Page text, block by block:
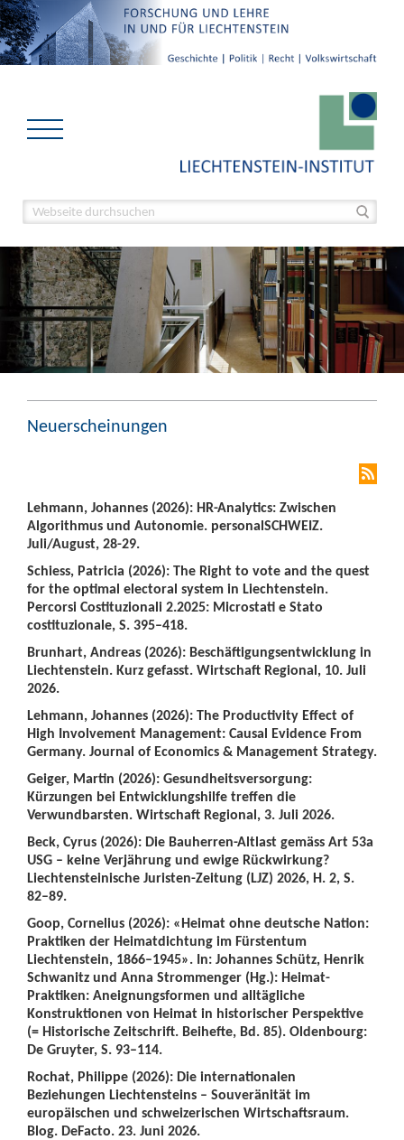
Neuerscheinungen
Lehmann, Johannes (2026): HR-Analytics: Zwischen
Algorithmus und Autonomie. personalSCHWEIZ.
Juli/August, 28-29.
Schiess, Patricia (2026): The Right to vote and the quest
for the optimal electoral system in Liechtenstein.
Percorsi Costituzionali 2.2025: Microstati e Stato
costituzionale, S. 395–418.
Brunhart, Andreas (2026): Beschäftigungsentwicklung in
Liechtenstein. Kurz gefasst. Wirtschaft Regional, 10. Juli
2026.
Lehmann, Johannes (2026): The Productivity Effect of
High Involvement Management: Causal Evidence From
Germany. Journal of Economics & Management Strategy.
Geiger, Martin (2026): Gesundheitsversorgung:
Kürzungen bei Entwicklungshilfe treffen die
Verwundbarsten. Wirtschaft Regional, 3. Juli 2026.
Beck, Cyrus (2026): Die Bauherren-Altlast gemäss Art 53a
USG – keine Verjährung und ewige Rückwirkung?
Liechtensteinische Juristen-Zeitung (LJZ) 2026, H. 2, S.
82–89.
Goop, Cornelius (2026): «Heimat ohne deutsche Nation:
Praktiken der Heimatdichtung im Fürstentum
Liechtenstein, 1866–1945». In: Johannes Schütz, Henrik
Schwanitz und Anna Strommenger (Hg.): Heimat-
Praktiken: Aneignungsformen und alltägliche
Konstruktionen von Heimat in historischer Perspektive
(= Historische Zeitschrift. Beihefte, Bd. 85). Oldenbourg:
De Gruyter, S. 93–114.
Rochat, Philippe (2026): Die internationalen
Beziehungen Liechtensteins – Souveränität im
europäischen und schweizerischen Wirtschaftsraum.
Blog. DeFacto. 23. Juni 2026.